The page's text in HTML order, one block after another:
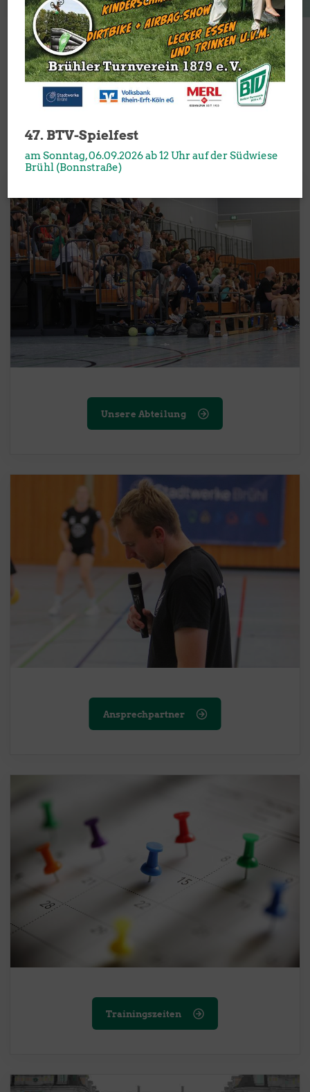
Handball im Brühler Turnverein
Herzlich Willkommen
Unsere Abteilung
Ansprechpartner
Trainingszeiten
47. BTV-Spielfest
am Sonntag, 06.09.2026 ab 12 Uhr auf der Südwiese
Brühl (Bonnstraße)